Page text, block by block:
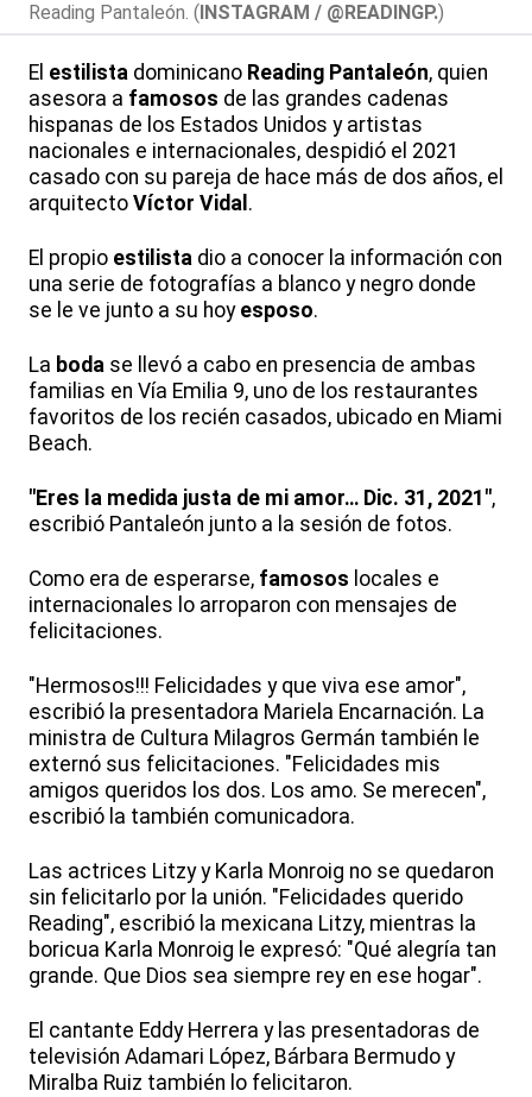
Reading Pantaleón. (INSTAGRAM / @READINGP.)
El estilista dominicano Reading Pantaleón, quien
asesora a famosos de las grandes cadenas
hispanas de los Estados Unidos y artistas
nacionales e internacionales, despidió el 2021
casado con su pareja de hace más de dos años, el
arquitecto Víctor Vidal .
El propio estilista dio a conocer la información con
una serie de fotografías a blanco y negro donde
se le ve junto a su hoy esposo.
La boda se llevó a cabo en presencia de ambas
familias en Vía Emilia 9, uno de los restaurantes
favoritos de los recién casados, ubicado en Miami
Beach.
"Eres la medida justa de mi amor… Dic. 31, 2021",
escribió Pantaleón junto a la sesión de fotos.
Como era de esperarse, famosos locales e
internacionales lo arroparon con mensajes de
felicitaciones.
"Hermosos!!! Felicidades y que viva ese amor",
escribió la presentadora Mariela Encarnación. La
ministra de Cultura Milagros Germán también le
externó sus felicitaciones. "Felicidades mis
amigos queridos los dos. Los amo. Se merecen",
escribió la también comunicadora.
Las actrices Litzy y Karla Monroig no se quedaron
sin felicitarlo por la unión. "Felicidades querido
Reading", escribió la mexicana Litzy, mientras la
boricua Karla Monroig le expresó: "Qué alegría tan
grande. Que Dios sea siempre rey en ese hogar".
El cantante Eddy Herrera y las presentadoras de
televisión Adamari López, Bárbara Bermudo y
Miralba Ruiz también lo felicitaron.